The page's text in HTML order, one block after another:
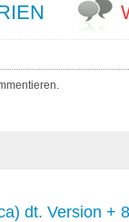
dt. Version +